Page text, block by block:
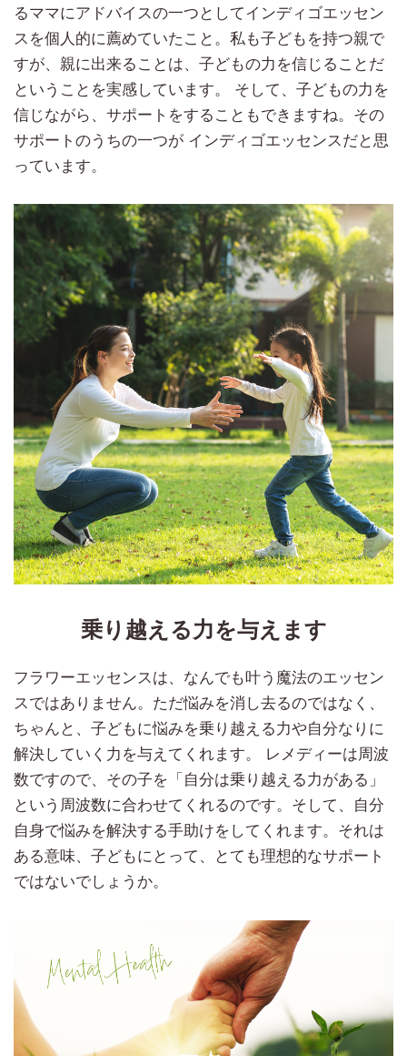
るママにアドバイスの一つとしてインディゴエッセン
スを個人的に薦めていたこと。私も子どもを持つ親で
すが、親に出来ることは、子どもの力を信じることだ
ということを実感しています。 そして、子どもの力を
信じながら、サポートをすることもできますね。その
サポートのうちの一つが インディゴエッセンスだと思
っています。
乗り越える力を与えます
フラワーエッセンスは、なんでも叶う魔法のエッセン
スではありません。ただ悩みを消し去るのではなく、
ちゃんと、子どもに悩みを乗り越える力や自分なりに
解決していく力を与えてくれます。 レメディーは周波
数ですので、その子を「自分は乗り越える力がある」
という周波数に合わせてくれるのです。そして、自分
自身で悩みを解決する手助けをしてくれます。それは
ある意味、子どもにとって、とても理想的なサポート
ではないでしょうか。